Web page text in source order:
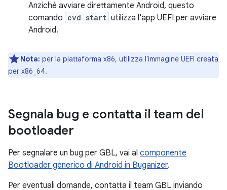
Anziché avviare direttamente Android, questo
comando cvd start utilizza l'app UEFI per avviare
Android.
Nota: per la piattaforma x86, utilizza l'immagine UEFI creata
per x86_64.
Segnala bug e contatta il team del
bootloader
Per segnalare un bug per GBL, vai al componente
Bootloader generico di Android in Buganizer.
Per eventuali domande, contatta il team GBL inviando